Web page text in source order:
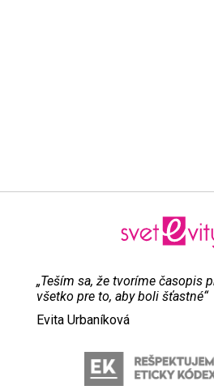
„Teším sa, že tvoríme časopis
všetko pre to, aby boli šťastné“
Evita Urbaníková